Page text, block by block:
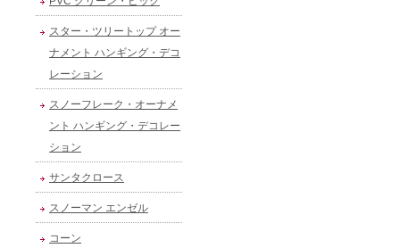
スター・ツリートップ オー
ナメント ハンギング・デコ
レーション
スノーフレーク・オーナメ
ント ハンギング・デコレー
ション
サンタクロース
スノーマン エンゼル
コーン